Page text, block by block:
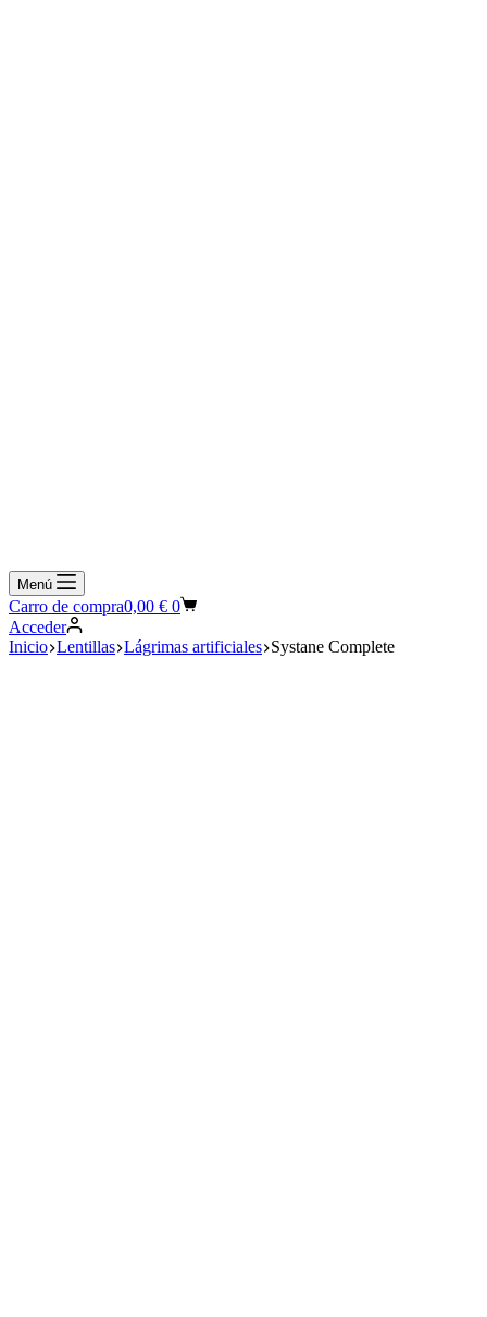
Menú
Carro de compra0,00 € 0
Acceder
Inicio Lentillas Lágrimas artificiales Systane Complete